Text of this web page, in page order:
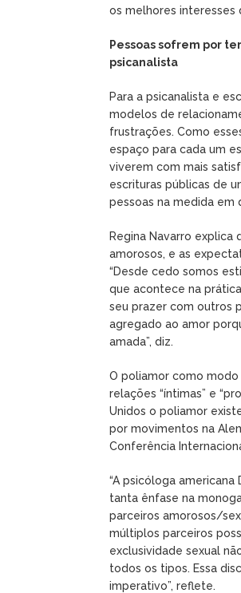
os melhores interesses
Pessoas sofrem por
psicanalista
Para a psicanalista e
modelos de
frustrações. Como
espaço para cada um
viverem com mais
escrituras públicas de
pessoas na medida em
Regina Navarro
amorosos, e as
“Desde cedo somos
que acontece na
seu prazer com outros
agregado ao amor
amada”, diz.
O poliamor como
relações “íntimas” e
Unidos o poliamor
por movimentos na
Conferência
“A psicóloga
tanta ênfase na
parceiros amorosos/
múltiplos parceiros
exclusividade sexual
todos os tipos. Essa
imperativo”, reflete.